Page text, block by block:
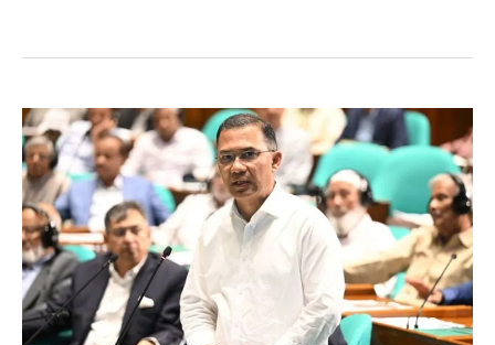
পুনর্ব্যক্ত,
মে
দিবস
ঘিরে
প্রধানমন্ত্রীর
বার্তা